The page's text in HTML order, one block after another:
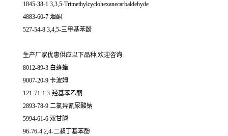
1845-38-1 3,3,5-Trimethylcyclohexanecarbaldehyde
4883-60-7 烟酮
527-54-8 3,4,5-三甲基苯酚
生产厂家优惠供应以下品种,欢迎咨询:
8012-89-3 白蜂蜡
9007-20-9 卡波姆
121-71-1 3-羟基苯乙酮
2893-78-9 二氯异氰尿酸钠
5994-61-6 双甘膦
96-76-4 2,4-二叔丁基苯酚